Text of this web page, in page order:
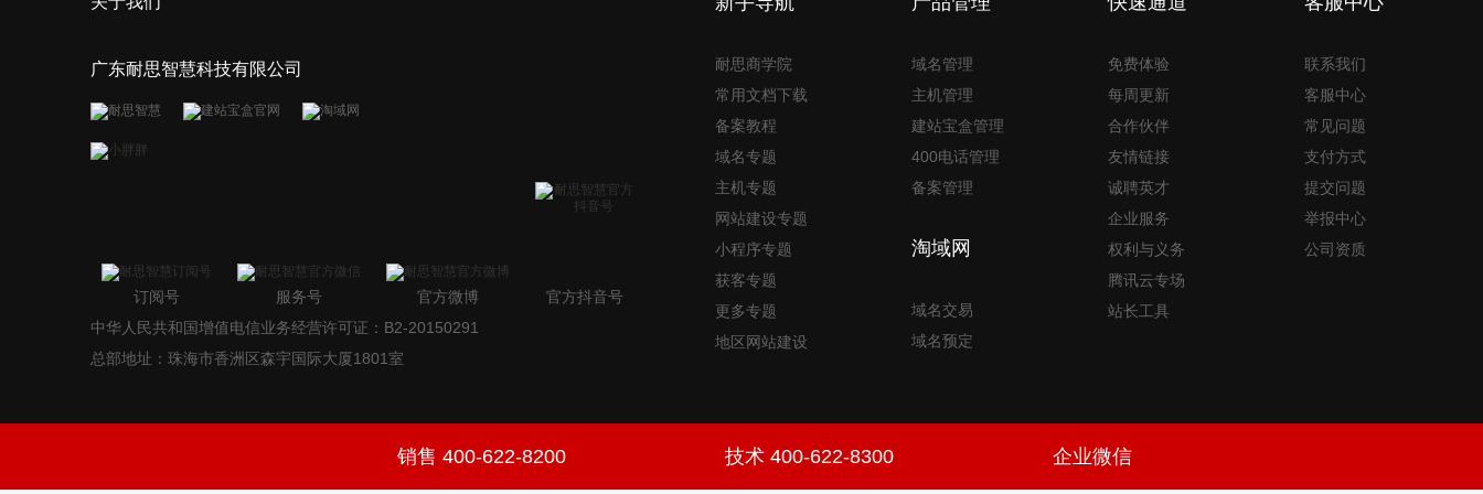
广东耐思智慧科技有限公司
订阅号 服务号 官方微博
官方抖音号
中华人民共和国增值电信业务经营许可证：B2-20150291
总部地址：珠海市香洲区森宇国际大厦1801室
耐思商学院
常用文档下载
备案教程
域名专题
主机专题
网站建设专题
小程序专题
获客专题
更多专题
地区网站建设
域名管理
主机管理
建站宝盒管理
400电话管理
备案管理
淘域网
域名交易
域名预定
免费体验
每周更新
合作伙伴
友情链接
诚聘英才
企业服务
权利与义务
腾讯云专场
站长工具
联系我们
客服中心
常见问题
支付方式
提交问题
举报中心
公司资质
销售 400-622-8200 技术 400-622-8300 企业微信